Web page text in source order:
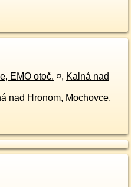
EMO otoč. ¤, Kalná nad
nad Hronom, Mochovce,